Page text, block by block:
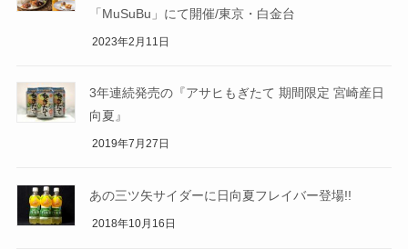
「MuSuBu」にて開催/東京・白金台
2023年2月11日
3年連続発売の『アサヒもぎたて 期間限定 宮崎産日
向夏』
2019年7月27日
あの三ツ矢サイダーに日向夏フレイバー登場!!
2018年10月16日